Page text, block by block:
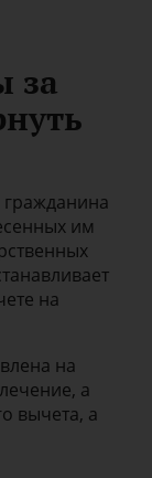
за
гражданина
им
на
на
а
вычета, а